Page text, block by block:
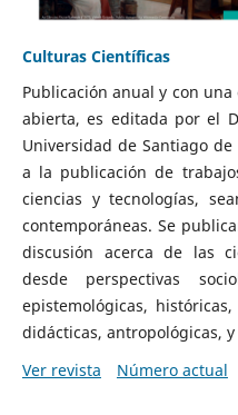
Culturas Científicas
Publicación anual y con
abierta, es editada por el
Universidad de Santiago
a la publicación de
ciencias y tecnologías,
contemporáneas. Se
discusión acerca de las
desde perspectivas
epistemológicas,
didácticas, antropológicas, y
Ver revista
Número actual